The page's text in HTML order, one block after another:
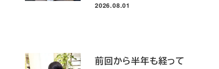
投稿日
2026.08.01
前回から半年も経って